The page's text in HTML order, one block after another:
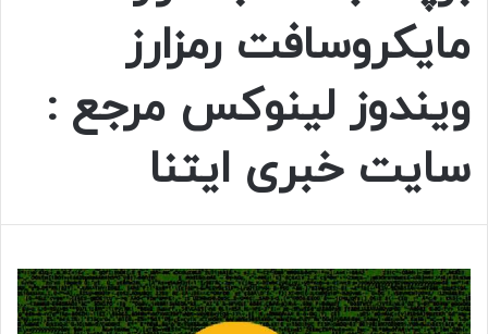
مایکروسافت رمزارز
ویندوز لینوکس مرجع :
سايت خبری ايتنا